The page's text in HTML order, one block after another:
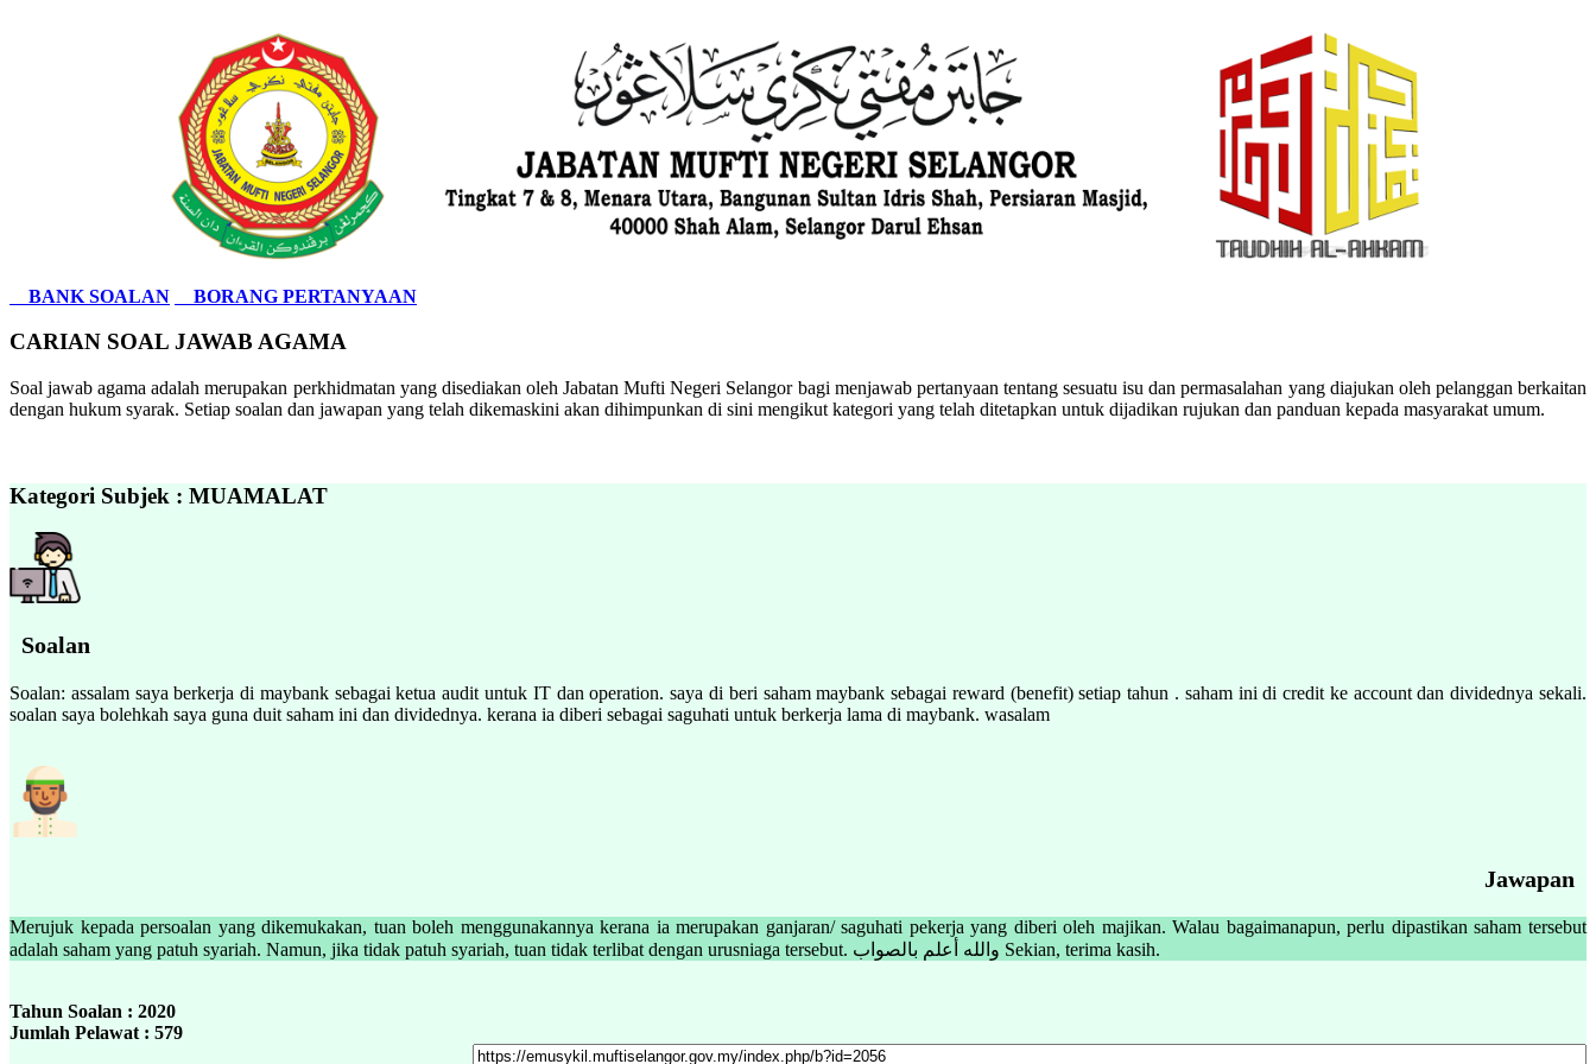
BANK SOALAN BORANG PERTANYAAN
CARIAN SOAL JAWAB AGAMA
Soal jawab agama adalah merupakan perkhidmatan yang disediakan oleh Jabatan Mufti Negeri Selangor bagi menjawab pertanyaan tentang sesuatu isu dan permasalahan yang diajukan oleh pelanggan berkaitan
dengan hukum syarak. Setiap soalan dan jawapan yang telah dikemaskini akan dihimpunkan di sini mengikut kategori yang telah ditetapkan untuk dijadikan rujukan dan panduan kepada masyarakat umum.
Kategori Subjek : MUAMALAT
Soalan
Soalan: assalam saya berkerja di maybank sebagai ketua audit untuk IT dan operation. saya di beri saham maybank sebagai reward (benefit) setiap tahun . saham ini di credit ke account dan dividednya sekali.
soalan saya bolehkah saya guna duit saham ini dan dividednya. kerana ia diberi sebagai saguhati untuk berkerja lama di maybank. wasalam
Jawapan
Merujuk kepada persoalan yang dikemukakan, tuan boleh menggunakannya kerana ia merupakan ganjaran/ saguhati pekerja yang diberi oleh majikan. Walau bagaimanapun, perlu dipastikan saham tersebut
adalah saham yang patuh syariah. Namun, jika tidak patuh syariah, tuan tidak terlibat dengan urusniaga tersebut. والله أعلم بالصواب Sekian, terima kasih.
Tahun Soalan : 2020
Jumlah Pelawat : 579